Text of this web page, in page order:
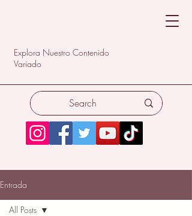
Explora Nuestro Contenido
Variado
Entrada
All Posts